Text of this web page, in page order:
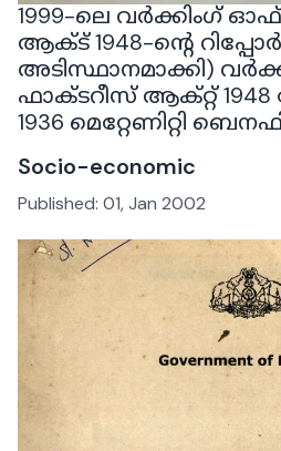
1999-ലെ വർക്കിംഗ്
ആക്ട് 1948-ൻ്റെ
അടിസ്ഥാനമാക്കി)
ഫാക്ടറീസ് ആക്റ്റ്
1936 മെറ്റേണിറ്റി
Socio-economic
Published: 01, Jan 2002